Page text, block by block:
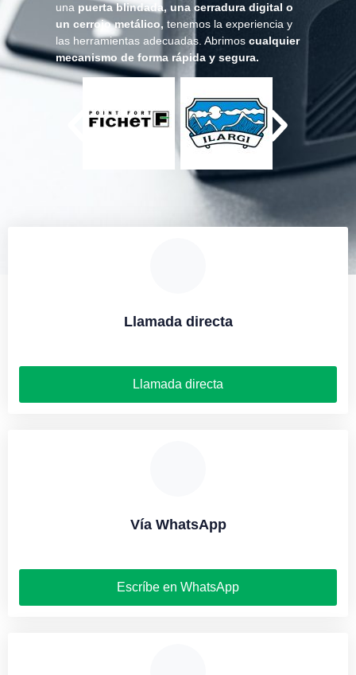
una puerta blindada, una cerradura digital o
un cerrojo metálico, tenemos la experiencia y
las herramientas adecuadas. Abrimos cualquier
mecanismo de forma rápida y segura.
Llamada directa
Llamada directa
Vía WhatsApp
Escríbe en WhatsApp